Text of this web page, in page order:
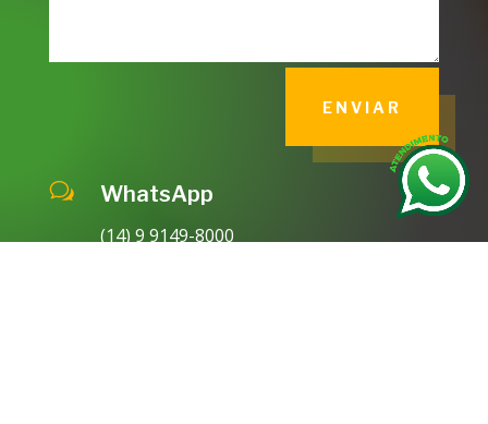
ENVIAR
w WhatsApp
(14) 9 9149-8000